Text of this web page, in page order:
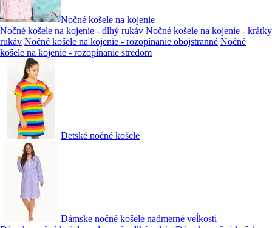
Nočné košele na kojenie
Nočné košele na kojenie - dlhý rukáv Nočné košele na kojenie - krátky
rukáv Nočné košele na kojenie - rozopínanie obojstranné Nočné
košele na kojenie - rozopínanie stredom
Detské nočné košele
Dámske nočné košele nadmerné veĺkosti